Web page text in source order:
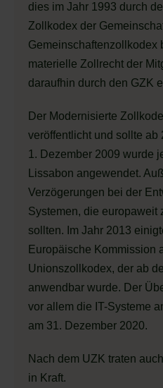
dies im Jahr 1993 durch
Zollkodex der
Gemeinschaftenzollkodex
materielle Zollrecht der
daraufhin durch den GZK
Der Modernisierte
veröffentlicht und sollte ab
1. Dezember 2009 wurde
Lissabon angewendet.
Verzögerungen bei der
Systemen, die europaweit
sollten. Im Jahr 2013
Europäische Kommission
Unionszollkodex, der ab
anwendbar wurde. Der
vor allem die IT-Systeme
am 31. Dezember 2020.
Nach dem UZK traten
in Kraft.